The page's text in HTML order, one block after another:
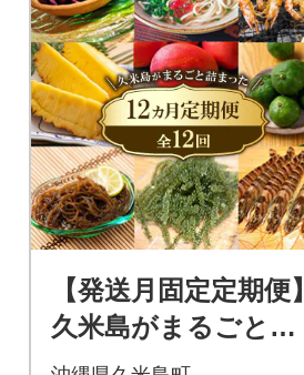
【発送月固定定期便】
久米島がまるごと詰
まった12ヵ月定期便